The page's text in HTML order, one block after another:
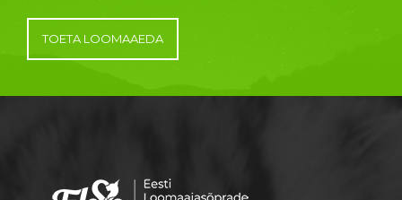
TOETA LOOMAAEDA